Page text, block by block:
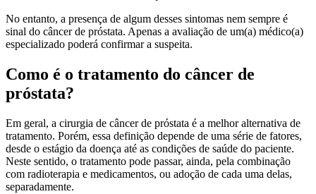
No entanto, a presença de algum desses sintomas nem sempre é
sinal do câncer de próstata. Apenas a avaliação de um(a) médico(a)
especializado poderá confirmar a suspeita.
Como é o tratamento do câncer de
próstata?
Em geral, a cirurgia de câncer de próstata é a melhor alternativa de
tratamento. Porém, essa definição depende de uma série de fatores,
desde o estágio da doença até as condições de saúde do paciente.
Neste sentido, o tratamento pode passar, ainda, pela combinação
com radioterapia e medicamentos, ou adoção de cada uma delas,
separadamente.